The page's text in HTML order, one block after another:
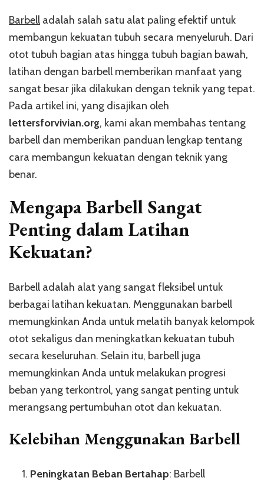
Barbell adalah salah satu alat paling efektif untuk
membangun kekuatan tubuh secara menyeluruh. Dari
otot tubuh bagian atas hingga tubuh bagian bawah,
latihan dengan barbell memberikan manfaat yang
sangat besar jika dilakukan dengan teknik yang tepat.
Pada artikel ini, yang disajikan oleh
lettersforvivian.org, kami akan membahas tentang
barbell dan memberikan panduan lengkap tentang
cara membangun kekuatan dengan teknik yang
benar.
Mengapa Barbell Sangat
Penting dalam Latihan
Kekuatan?
Barbell adalah alat yang sangat fleksibel untuk
berbagai latihan kekuatan. Menggunakan barbell
memungkinkan Anda untuk melatih banyak kelompok
otot sekaligus dan meningkatkan kekuatan tubuh
secara keseluruhan. Selain itu, barbell juga
memungkinkan Anda untuk melakukan progresi
beban yang terkontrol, yang sangat penting untuk
merangsang pertumbuhan otot dan kekuatan.
Kelebihan Menggunakan Barbell
Peningkatan Beban Bertahap: Barbell